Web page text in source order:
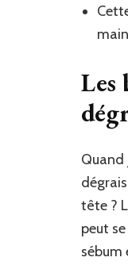
Les
Quand
tête ?
peut
sébum